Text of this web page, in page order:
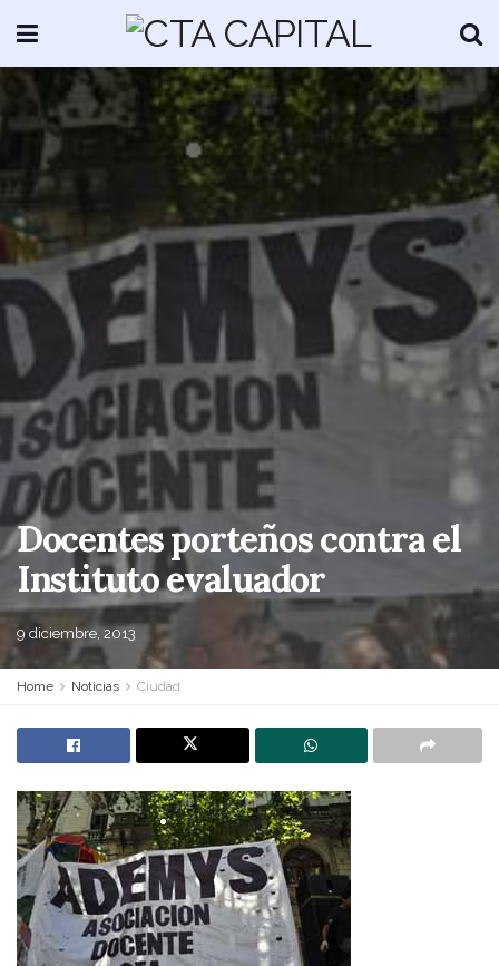
Docentes porteños contra el
Instituto evaluador
9 diciembre, 2013
Home Noticias Ciudad